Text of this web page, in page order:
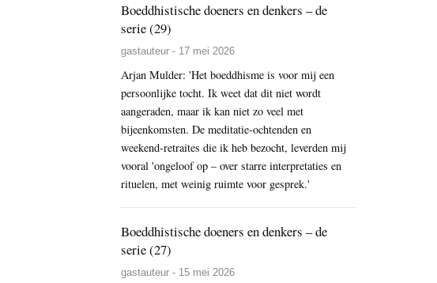
Boeddhistische doeners en denkers – de
serie (29)
gastauteur - 17 mei 2026
Arjan Mulder: 'Het boeddhisme is voor mij een
persoonlijke tocht. Ik weet dat dit niet wordt
aangeraden, maar ik kan niet zo veel met
bijeenkomsten. De meditatie-ochtenden en
weekend-retraites die ik heb bezocht, leverden mij
vooral 'ongeloof op – over starre interpretaties en
rituelen, met weinig ruimte voor gesprek.'
Boeddhistische doeners en denkers – de
serie (27)
gastauteur - 15 mei 2026